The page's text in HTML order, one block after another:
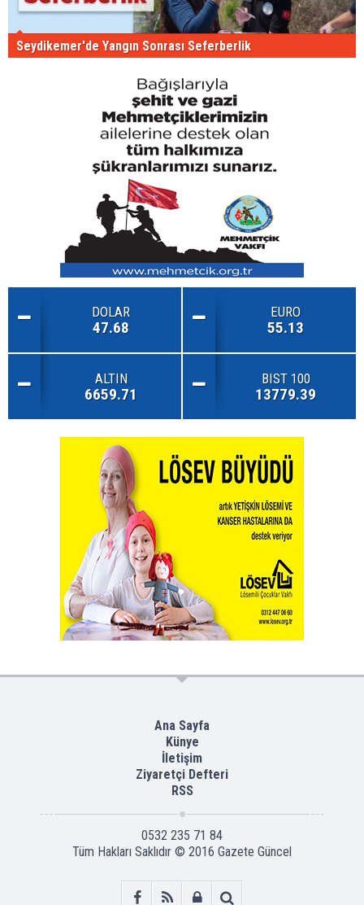
Seydikemer'de Yangın Sonrası Seferberlik
DOLAR
47.68
EURO
55.13
ALTIN
6659.71
BIST 100
13779.39
Ana Sayfa
Künye
İletişim
Ziyaretçi Defteri
RSS
0532 235 71 84
Tüm Hakları Saklıdır © 2016 Gazete Güncel